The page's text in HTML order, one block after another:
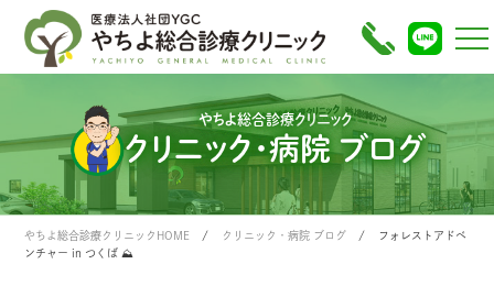
やちよ総合診療クリニック
クリニック・病院 ブログ
やちよ総合診療クリニックHOME クリニック・病院 ブログ
フォレストアドベ
ンチャー in つくば ⛰️